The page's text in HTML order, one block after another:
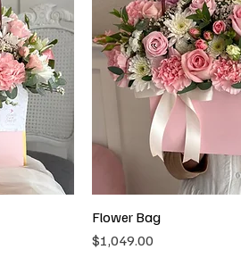
Flower Bag
Precio
$1,049.00